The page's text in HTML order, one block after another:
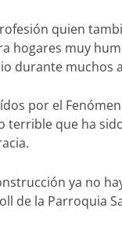
quien
hogares muy
durante muchos
por el
que ha
ya no
de la Parroquia